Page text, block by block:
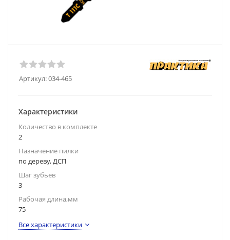
Артикул:034-465
Характеристики
Количество в комплекте
2
Назначение пилки
по дереву, ДСП
Шаг зубьев
3
Рабочая длина,мм
75
Все характеристики